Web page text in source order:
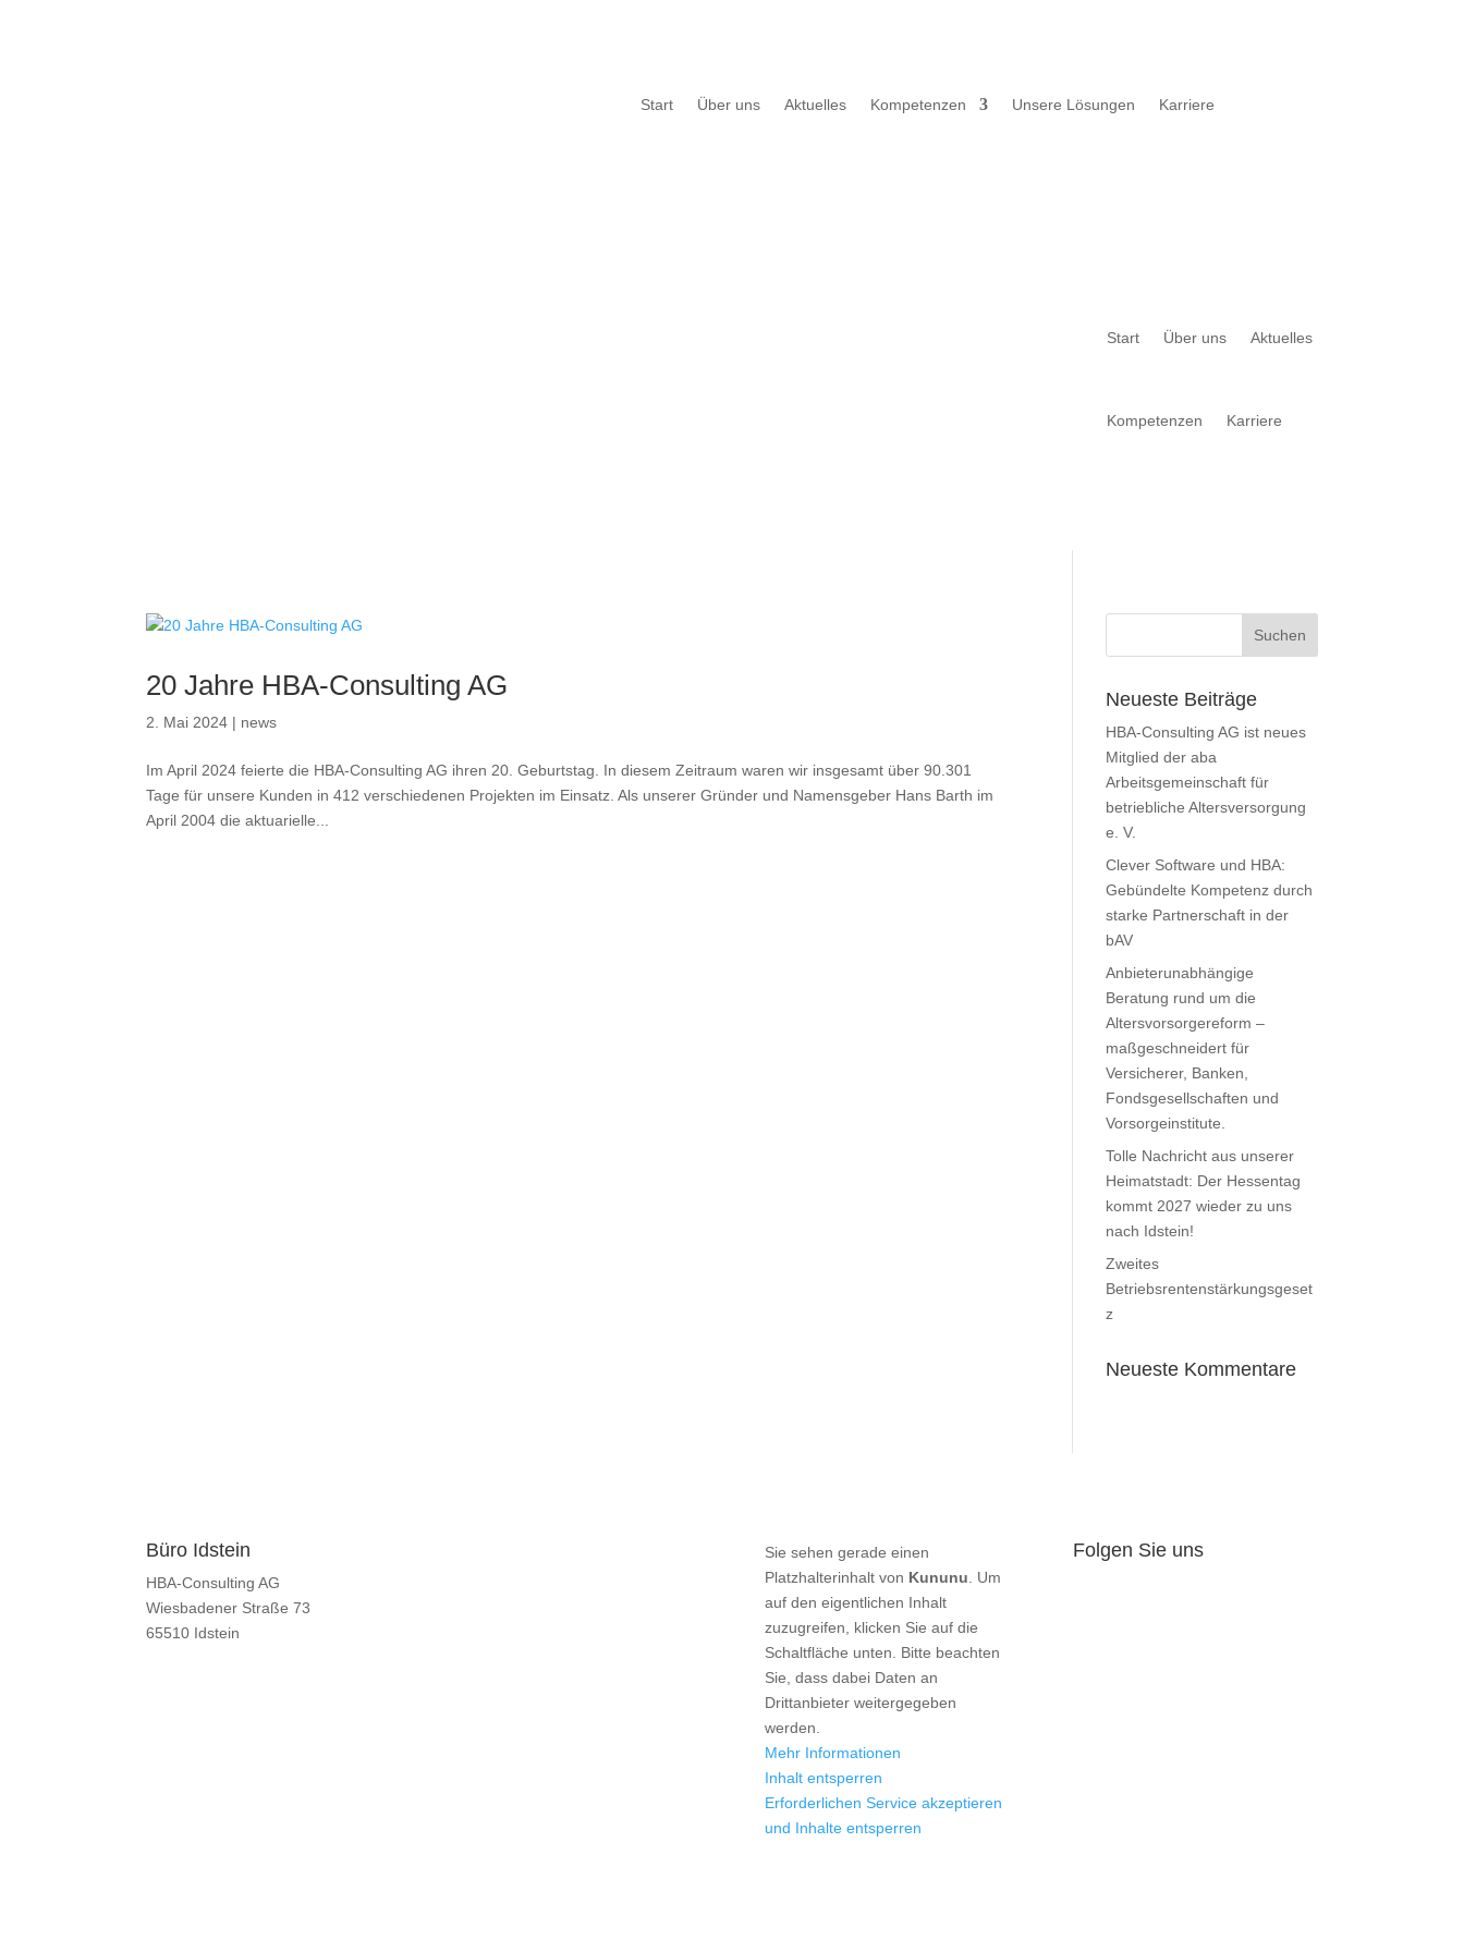
Start Über uns Aktuelles Kompetenzen Unsere Lösungen Karriere
Start Über uns Aktuelles
Kompetenzen Karriere
20 Jahre HBA-Consulting AG
2. Mai 2024 | news
Im April 2024 feierte die HBA-Consulting AG ihren 20. Geburtstag. In diesem Zeitraum waren wir insgesamt über 90.301
Tage für unsere Kunden in 412 verschiedenen Projekten im Einsatz. Als unserer Gründer und Namensgeber Hans Barth im
April 2004 die aktuarielle...
Neueste Beiträge
HBA-Consulting AG ist neues
Mitglied der aba
Arbeitsgemeinschaft für
betriebliche Altersversorgung
e. V.
Clever Software und HBA:
Gebündelte Kompetenz durch
starke Partnerschaft in der
bAV
Anbieterunabhängige
Beratung rund um die
Altersvorsorgereform –
maßgeschneidert für
Versicherer, Banken,
Fondsgesellschaften und
Vorsorgeinstitute.
Tolle Nachricht aus unserer
Heimatstadt: Der Hessentag
kommt 2027 wieder zu uns
nach Idstein!
Zweites
Betriebsrentenstärkungsgeset
z
Neueste Kommentare
Büro Idstein
HBA-Consulting AG
Wiesbadener Straße 73
65510 Idstein
Sie sehen gerade einen
Platzhalterinhalt von Kununu . Um
auf den eigentlichen Inhalt
zuzugreifen, klicken Sie auf die
Schaltfläche unten. Bitte beachten
Sie, dass dabei Daten an
Drittanbieter weitergegeben
werden.
Mehr Informationen
Inhalt entsperren
Erforderlichen Service akzeptieren
und Inhalte entsperren
Folgen Sie uns